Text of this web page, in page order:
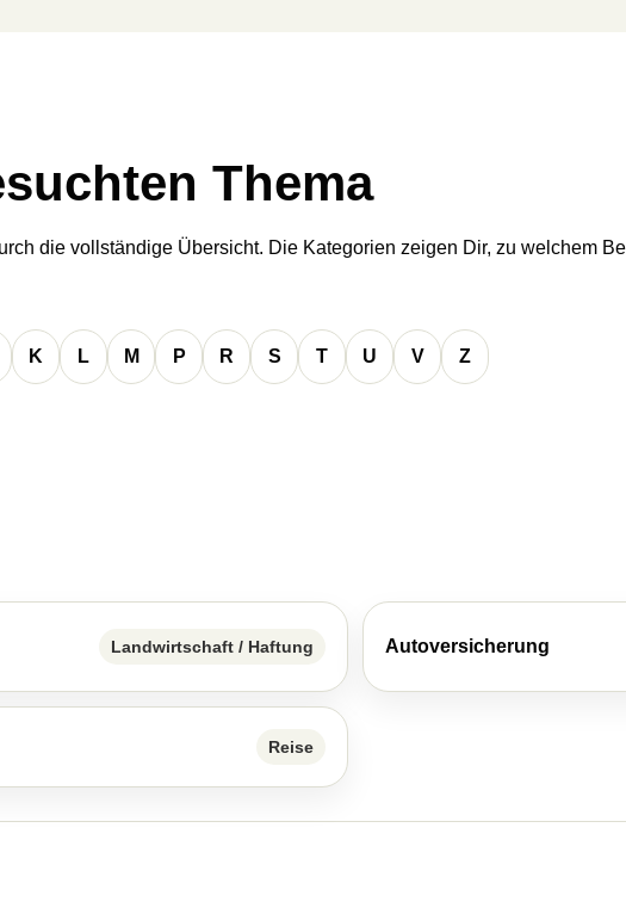
Thema
die vollständige Übersicht. Die Kategorien zeigen Dir, zu welchem
K L M P R S T U V Z
Landwirtschaft / Haftung Auto­ver­si­che­rung
Reise